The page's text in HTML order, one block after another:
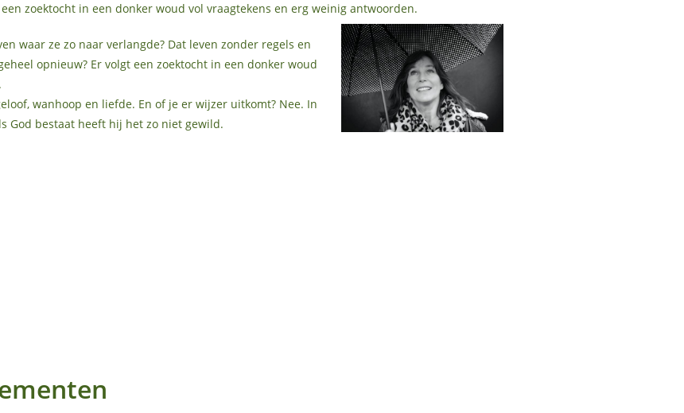
zoektocht in een donker woud vol vraagtekens en erg weinig antwoorden.
waar ze zo naar verlangde? Dat leven zonder regels en
opnieuw? Er volgt een zoektocht in een donker woud
wanhoop en liefde. En of je er wijzer uitkomt? Nee. In
God bestaat heeft hij het zo niet gewild.